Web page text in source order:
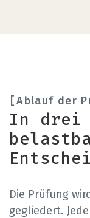
Ablauf der
In drei
Die Prüfung
gegliedert.